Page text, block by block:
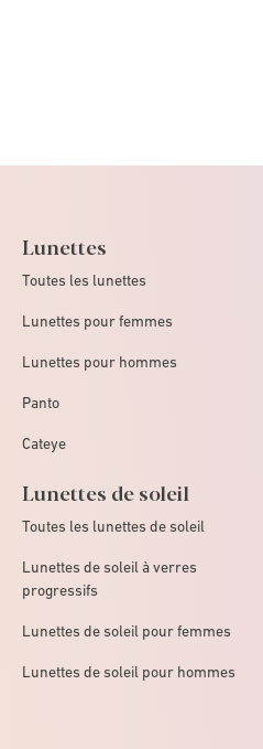
Lunettes
Toutes les lunettes
Lunettes pour femmes
Lunettes pour hommes
Panto
Cateye
Lunettes de soleil
Toutes les lunettes de soleil
Lunettes de soleil à verres
progressifs
Lunettes de soleil pour femmes
Lunettes de soleil pour hommes